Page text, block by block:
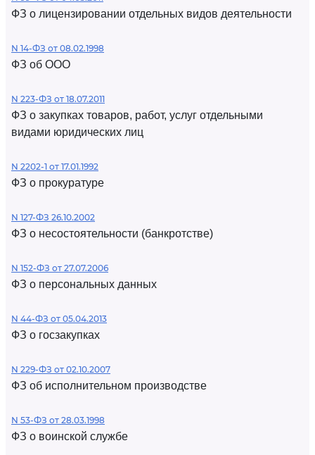
ФЗ о лицензировании отдельных видов деятельности
N 14-ФЗ от 08.02.1998
ФЗ об ООО
N 223-ФЗ от 18.07.2011
ФЗ о закупках товаров, работ, услуг отдельными
видами юридических лиц
N 2202-1 от 17.01.1992
ФЗ о прокуратуре
N 127-ФЗ 26.10.2002
ФЗ о несостоятельности (банкротстве)
N 152-ФЗ от 27.07.2006
ФЗ о персональных данных
N 44-ФЗ от 05.04.2013
ФЗ о госзакупках
N 229-ФЗ от 02.10.2007
ФЗ об исполнительном производстве
N 53-ФЗ от 28.03.1998
ФЗ о воинской службе